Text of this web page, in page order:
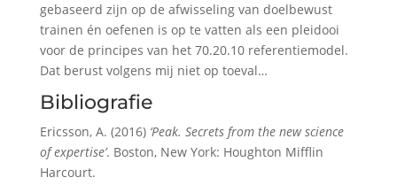
gebaseerd zijn op de afwisseling van doelbewust
trainen én oefenen is op te vatten als een pleidooi
voor de principes van het 70.20.10 referentiemodel.
Dat berust volgens mij niet op toeval…
Bibliografie
Ericsson, A. (2016) ‘Peak. Secrets from the new science
of expertise’. Boston, New York: Houghton Mifflin
Harcourt.